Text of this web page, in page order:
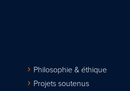
Philosophie & éthique
Projets soutenus